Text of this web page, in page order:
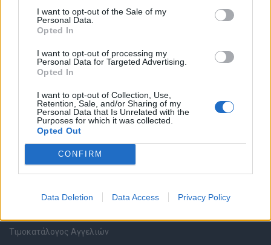
I want to opt-out of the Sale of my
Personal Data.
Opted In
I want to opt-out of processing my
Personal Data for Targeted Advertising.
Opted In
I want to opt-out of Collection, Use,
Retention, Sale, and/or Sharing of my
Personal Data that Is Unrelated with the
Purposes for which it was collected.
Opted Out
CONFIRM
Data Deletion Data Access Privacy Policy
Συμβουλές Καριέρας
HR corner
Περιγραφές Θέσεων Εργασίας
Ερωτήσεις συνεντεύξεων
Υπηρεσίες εταιριών
Εγγραφή & Καταχώρηση Αγγελίας
Τιμοκατάλογος Αγγελιών